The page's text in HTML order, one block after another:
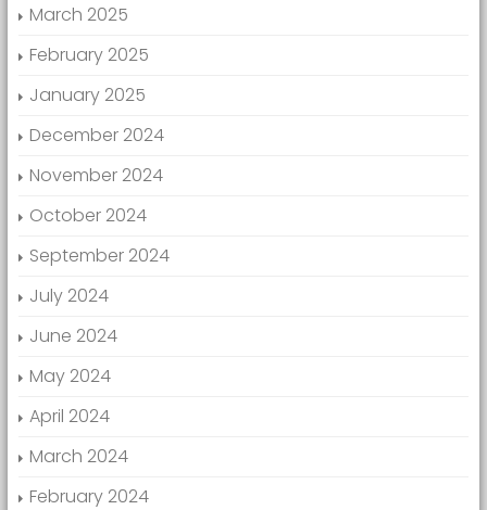
March 2025
February 2025
January 2025
December 2024
November 2024
October 2024
September 2024
July 2024
June 2024
May 2024
April 2024
March 2024
February 2024